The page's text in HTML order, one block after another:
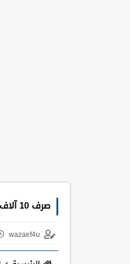
صرف 10 آلاف جنيه للمعلم المصاب بكورونا و5 للمعلم المعزول بالمنزل و 20 الف جنيه لاسره المتوفى
wazaef4u